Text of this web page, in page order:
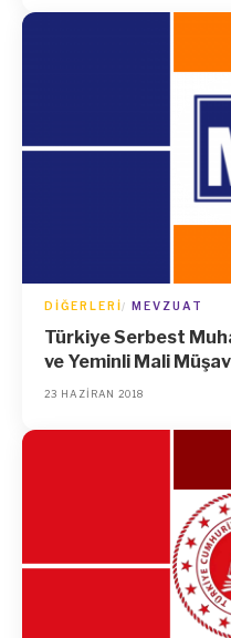
DIĞERLERI MEVZUAT
Türkiye Serbest
ve Yeminli Mali
Mesleki Geliştirme
23 HAZIRAN 2018